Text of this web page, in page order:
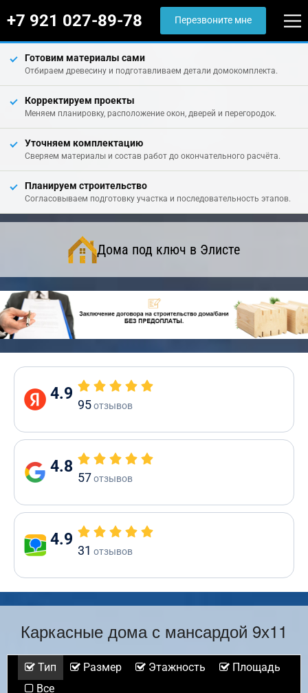
+7 921 027-89-78 Перезвоните мне
Готовим материалы сами
Отбираем древесину и подготавливаем детали домокомплекта.
Корректируем проекты
Меняем планировку, расположение окон, дверей и перегородок.
Уточняем комплектацию
Сверяем материалы и состав работ до окончательного расчёта.
Планируем строительство
Согласовываем подготовку участка и последовательность этапов.
Дома под ключ в Элисте
4.9
95отзывов
4.8
57отзывов
4.9
31 отзывов
Каркасные дома с мансардой 9х11
Тип Размер Этажность
Площадь
Все